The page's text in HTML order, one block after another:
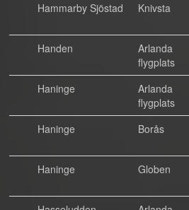
Hammarby Sjöstad
Knivsta
Handen
Arlanda
flygplats
Haninge
Arlanda
flygplats
Haninge
Borås
Haninge
Globen